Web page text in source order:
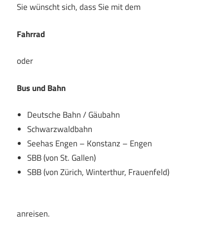
Sie wünscht sich, dass Sie mit dem
Fahrrad
oder
Bus und Bahn
Deutsche Bahn / Gäubahn
Schwarzwaldbahn
Seehas Engen – Konstanz – Engen
SBB (von St. Gallen)
SBB (von Zürich, Winterthur, Frauenfeld)
anreisen.